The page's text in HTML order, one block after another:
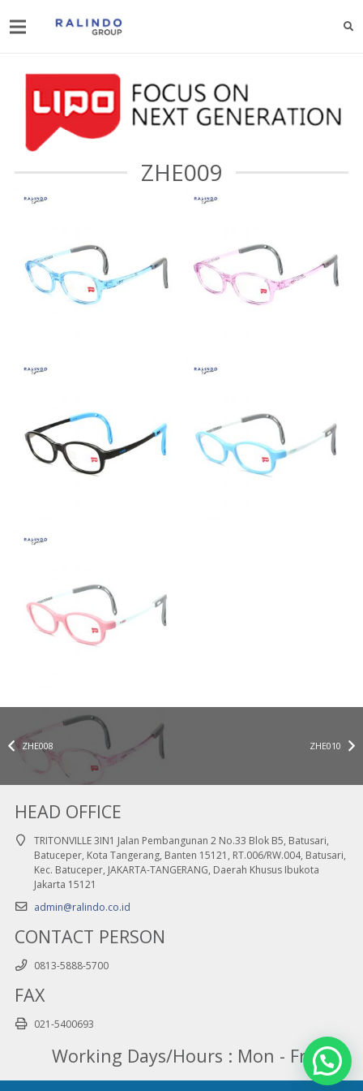
ZHE009
ZHE008 ZHE010
HEAD OFFICE
TRITONVILLE 3IN1 Jalan Pembangunan 2 No.33 Blok B5, Batusari,
Batuceper, Kota Tangerang, Banten 15121, RT.006/RW.004, Batusari,
Kec. Batuceper, JAKARTA-TANGERANG, Daerah Khusus Ibukota
Jakarta 15121
admin@ralindo.co.id
CONTACT PERSON
0813-5888-5700
FAX
021-5400693
Working Days/Hours : Mon - Fri